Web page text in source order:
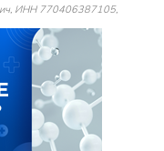
ИНН 770406387105,